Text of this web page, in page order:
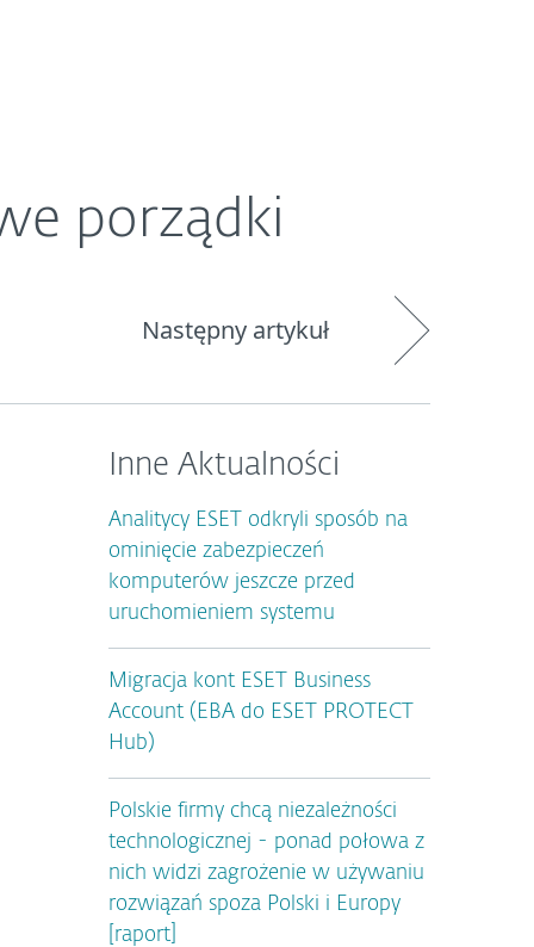
porządki
Następny artykuł
Inne Aktualności
Analitycy ESET odkryli sposób na
ominięcie zabezpieczeń
komputerów jeszcze przed
uruchomieniem systemu
Migracja kont ESET Business
Account (EBA do ESET PROTECT
Hub)
Polskie firmy chcą niezależności
technologicznej - ponad połowa z
nich widzi zagrożenie w używaniu
rozwiązań spoza Polski i Europy
[raport]